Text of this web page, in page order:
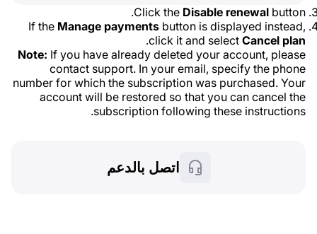
Click the Disable renewal button.
If the Manage payments button is displayed instead,
click it and select Cancel plan
.
Note: If you have already deleted your account, please
contact support. In your email, specify the phone
number for which the subscription was purchased. Your
account will be restored so that you can cancel the
subscription following these instructions.
اتصل بالدعم